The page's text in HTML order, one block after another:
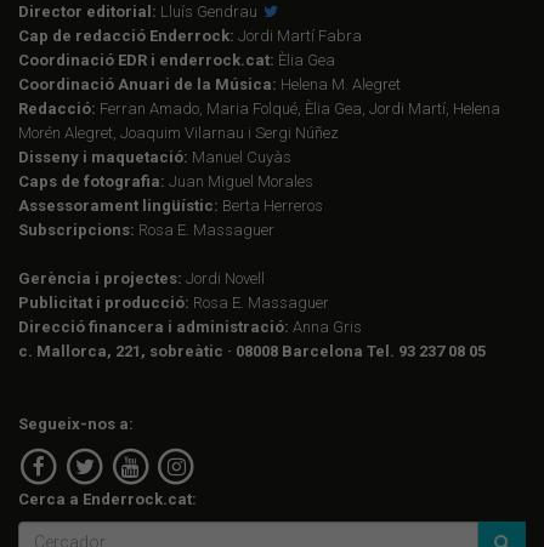
Director editorial: Lluís Gendrau
Cap de redacció Enderrock: Jordi Martí Fabra
Coordinació EDR i enderrock.cat: Èlia Gea
Coordinació Anuari de la Música: Helena M. Alegret
Redacció: Ferran Amado, Maria Folqué, Èlia Gea, Jordi Martí, Helena
Morén Alegret, Joaquim Vilarnau i Sergi Núñez
Disseny i maquetació: Manuel Cuyàs
Caps de fotografia: Juan Miguel Morales
Assessorament lingüístic: Berta Herreros
Subscripcions: Rosa E. Massaguer
Gerència i projectes: Jordi Novell
Publicitat i producció: Rosa E. Massaguer
Direcció financera i administració: Anna Gris
c. Mallorca, 221, sobreàtic · 08008 Barcelona Tel. 93 237 08 05
Segueix-nos a:
Cerca a Enderrock.cat: